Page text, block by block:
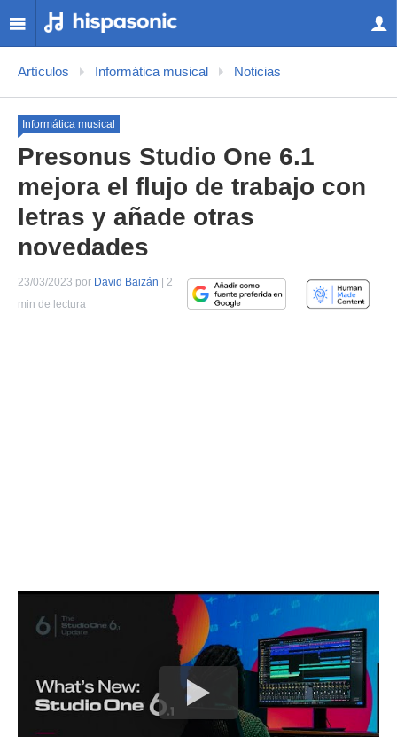
Artículos Informática musical Noticias
Informática musical
Presonus Studio One 6.1
mejora el flujo de trabajo con
letras y añade otras
novedades
23/03/2023 por David Baizán | 2
min de lectura